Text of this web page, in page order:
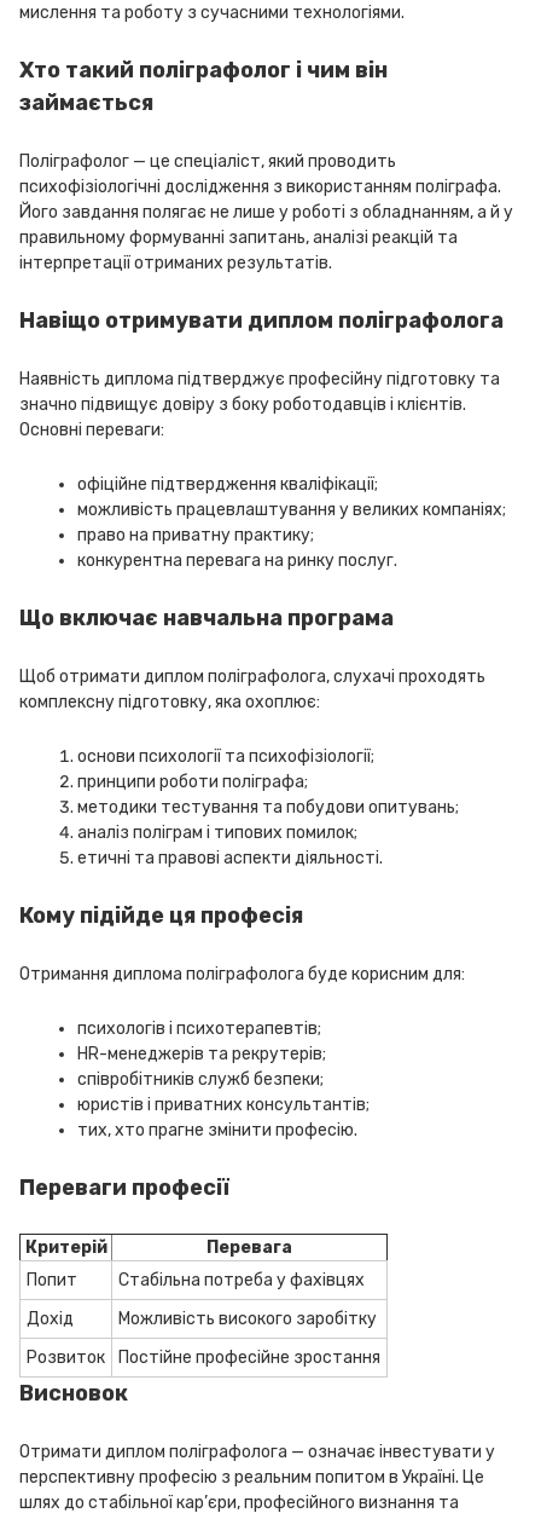
мислення та роботу з сучасними технологіями.
Хто такий поліграфолог і чим він
займається
Поліграфолог — це спеціаліст, який проводить
психофізіологічні дослідження з використанням поліграфа.
Його завдання полягає не лише у роботі з обладнанням, а й у
правильному формуванні запитань, аналізі реакцій та
інтерпретації отриманих результатів.
Навіщо отримувати диплом поліграфолога
Наявність диплома підтверджує професійну підготовку та
значно підвищує довіру з боку роботодавців і клієнтів.
Основні переваги:
офіційне підтвердження кваліфікації;
можливість працевлаштування у великих компаніях;
право на приватну практику;
конкурентна перевага на ринку послуг.
Що включає навчальна програма
Щоб отримати диплом поліграфолога, слухачі проходять
комплексну підготовку, яка охоплює:
основи психології та психофізіології;
принципи роботи поліграфа;
методики тестування та побудови опитувань;
аналіз поліграм і типових помилок;
етичні та правові аспекти діяльності.
Кому підійде ця професія
Отримання диплома поліграфолога буде корисним для:
психологів і психотерапевтів;
HR-менеджерів та рекрутерів;
співробітників служб безпеки;
юристів і приватних консультантів;
тих, хто прагне змінити професію.
Переваги професії
Критерій
Перевага
Попит
Стабільна потреба у фахівцях
Дохід
Можливість високого заробітку
Розвиток
Постійне професійне зростання
Висновок
Отримати диплом поліграфолога — означає інвестувати у
перспективну професію з реальним попитом в Україні. Це
шлях до стабільної кар’єри, професійного визнання та